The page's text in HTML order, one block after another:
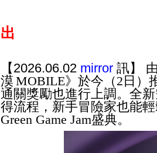
出
【2026.06.02 mirror 訊】
漠 MOBILE》於今（2日）
通關獎勵也進行上調。全
得流程，新手冒險家也能
Green Game Jam盛典。